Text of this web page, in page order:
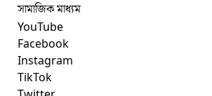
সামাজিক মাধ্যম
YouTube
Facebook
Instagram
TikTok